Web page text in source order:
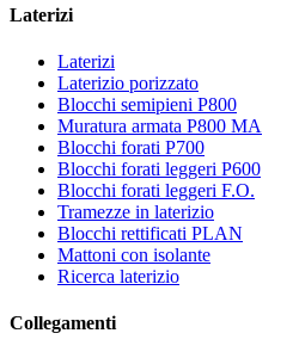
Laterizi
Laterizi
Laterizio porizzato
Blocchi semipieni P800
Muratura armata P800 MA
Blocchi forati P700
Blocchi forati leggeri P600
Blocchi forati leggeri F.O.
Tramezze in laterizio
Blocchi rettificati PLAN
Mattoni con isolante
Ricerca laterizio
Collegamenti